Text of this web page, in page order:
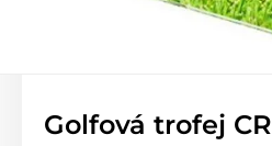
Golfová trofej